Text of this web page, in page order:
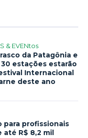
& EVENtos
da Patagônia e
30 estações estarão
Internacional
deste ano
para profissionais
até R$ 8,2 mil